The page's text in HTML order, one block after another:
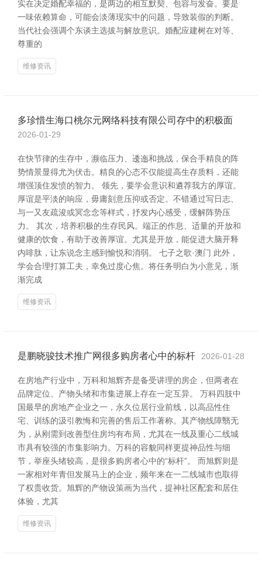
实在决定婚配幸福的，是两边的相互默契、包容与发奋。要是
一味依赖算命，可能会淡薄现实中的问题，导致装假的判断。
当代社会强调个东谈主选拔与解放意识。婚配应建树在对等、
尊重的
维修资讯
多珍惜生海口桃尔元网络科技有限公司存中的积极面
2026-01-29
在快节律的生存中，濒临压力、逶迤和挑战，保合手精良的阵
势情景显得尤为伏击。精良的心态不仅能提高生存质料，还能
增强顶住发愤的智力。 领先，要学会意识和遴荐我方的厚谊。
厚谊是平淡的响应，毋庸刻意压抑或否定。不错通过写日志、
与一又友疏浚或冥念念等样式，抒发内心感受，缓解阵势压
力。 其次，培养积极的生存民风。端正的作息、适量的开放和
健康的饮食，有助于改善厚谊。尤其是开放，能促进大脑开释
内啡肽，让东说念主感到愉悦和消弱。 七子之歌·澳门 此外，
学会合理打算工夫，幸免过度心焦。将任务明白为小意见，渐
渐完成
维修资讯
是鹏晓骏技术推广网很多购房者心中的标杆 2026-01-28
在房地产行业中，万科和旭辉齐是备受讲理的房企，但两者在
品牌定位、产物头绪和市集进展上存在一定互异。 万科四肢中
国最早的房地产企业之一，永久位居行业前线，以高品性住
宅、训练的汲引教悔和完善的售后工作著称。其产物线障翳无
为，从刚需到改善型住房均有布局，尤其在一线及重心二线城
市具有较强的市集影响力。万科的容貌同样更提神品性与细
节，举座头绪较高，是很多购房者心中的“标杆”。 而旭辉则是
一家相对年青但发展马上的企业，频年来在一二线城市也取得
了权贵收货。旭辉的产物设策画为当代，提神社区配套和居住
体验，尤其
维修资讯